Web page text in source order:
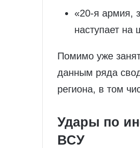
«20‑я армия,
наступает на
Помимо уже
данным ряда
региона, в том
Удары по
ВСУ